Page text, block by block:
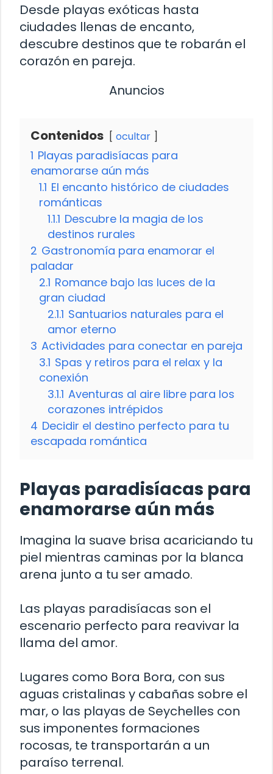
Desde playas exóticas hasta
ciudades llenas de encanto,
descubre destinos que te robarán el
corazón en pareja.
Anuncios
Contenidos ocultar
1 Playas paradisíacas para
enamorarse aún más
1.1 El encanto histórico de ciudades
románticas
1.1.1 Descubre la magia de los
destinos rurales
2 Gastronomía para enamorar el
paladar
2.1 Romance bajo las luces de la
gran ciudad
2.1.1 Santuarios naturales para el
amor eterno
3 Actividades para conectar en pareja
3.1 Spas y retiros para el relax y la
conexión
3.1.1 Aventuras al aire libre para los
corazones intrépidos
4 Decidir el destino perfecto para tu
escapada romántica
Playas paradisíacas para
enamorarse aún más
Imagina la suave brisa acariciando tu
piel mientras caminas por la blanca
arena junto a tu ser amado.
Las playas paradisíacas son el
escenario perfecto para reavivar la
llama del amor.
Lugares como Bora Bora, con sus
aguas cristalinas y cabañas sobre el
mar, o las playas de Seychelles con
sus imponentes formaciones
rocosas, te transportarán a un
paraíso terrenal.